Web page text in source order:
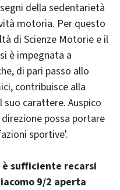
della sedentarietà
motoria. Per questo
di Scienze Motorie e il
è impegnata a
di pari passo allo
contribuisce alla
carattere. Auspico
possa portare
sportive'.
è sufficiente recarsi
9/2 aperta